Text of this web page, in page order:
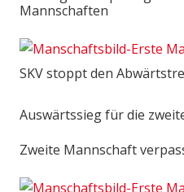
Mannschaften
SKV stoppt den
Auswärtssieg für die
Zweite Mannschaft